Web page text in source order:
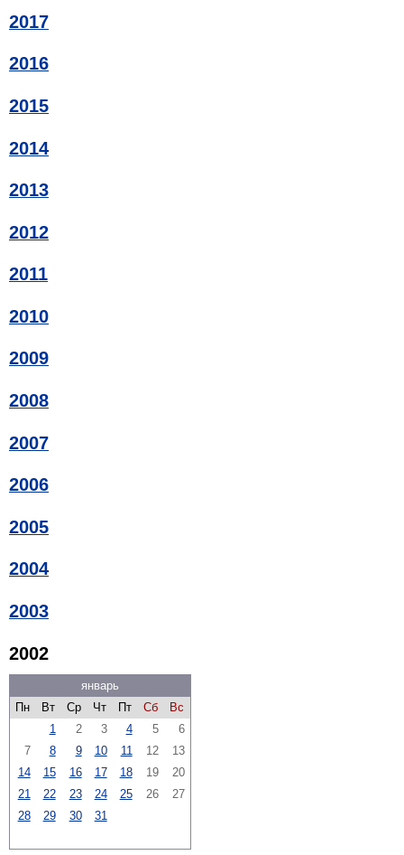
2017
2016
2015
2014
2013
2012
2011
2010
2009
2008
2007
2006
2005
2004
2003
2002
январь
Пн
Вт Ср Чт Пт Сб
Вс
1
2 3 4 5
6
7
8 9 10 11 12
13
14
15 16 17 18 19
20
21
22 23 24 25 26
27
28
29 30 31